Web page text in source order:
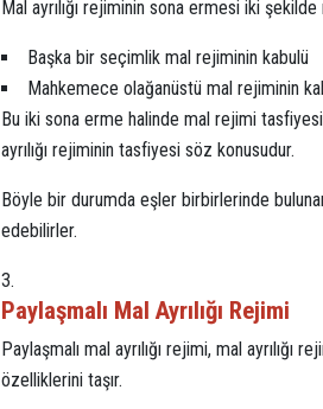
Mal ayrılığı rejiminin sona ermesi iki
Başka bir seçimlik mal rejiminin kabulü
Mahkemece olağanüstü mal rejiminin
Bu iki sona erme halinde mal rejimi
ayrılığı rejiminin tasfiyesi söz konusudur.
Böyle bir durumda eşler birbirlerinde
edebilirler.
Paylaşmalı Mal Ayrılığı Rejimi
Paylaşmalı mal ayrılığı rejimi, mal
özelliklerini taşır.